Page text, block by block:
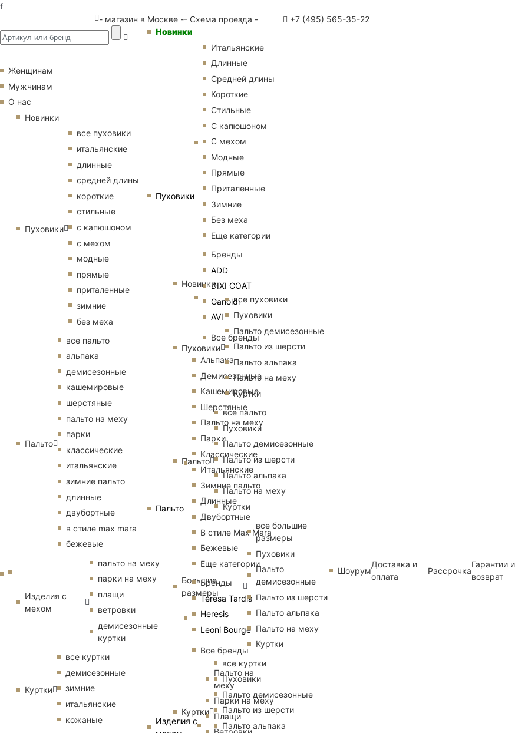
f
- магазин в Москве -- Схема проезда - +7 (495) 565-35-22
Новинки
Пуховики
Итальянские
Длинные
Средней длины
Короткие
Стильные
С капюшоном
С мехом
Модные
Прямые
Приталенные
Зимние
Без меха
Еще категории
Бренды
ADD
DIXI COAT
Garioldi
AVI
Все бренды
Пальто
Альпака
Демисезонные
Кашемировые
Шерстяные
Пальто на меху
Парки
Классические
Итальянские
Зимние пальто
Длинные
Двубортные
В стиле Max Mara
Бежевые
Еще категории
Бренды
Teresa Tardia
Heresis
Leoni Bourge
Все бренды
Изделия с
Пальто на
меху
Парки на меху
Плащи
Женщинам
Мужчинам
О нас
Новинки
Пуховики
все пуховики
итальянские
длинные
средней длины
короткие
стильные
с капюшоном
с мехом
модные
прямые
приталенные
зимние
без меха
Пальто
все пальто
альпака
демисезонные
кашемировые
шерстяные
пальто на меху
парки
классические
итальянские
зимние пальто
длинные
двубортные
в стиле max mara
бежевые
Изделия с
мехом
пальто на меху
парки на меху
плащи
ветровки
демисезонные
куртки
Куртки
все куртки
демисезонные
зимние
итальянские
кожаные
Новинки
Пуховики
все пуховики
Пуховики
Пальто демисезонные
Пальто из шерсти
Пальто альпака
Пальто на меху
Куртки
Пальто
все пальто
Пуховики
Пальто демисезонные
Пальто из шерсти
Пальто альпака
Пальто на меху
Куртки
Большие
размеры
все большие
размеры
Пуховики
Пальто
демисезонные
Пальто из шерсти
Пальто альпака
Пальто на меху
Куртки
Куртки
все куртки
Пуховики
Пальто демисезонные
Пальто из шерсти
Пальто альпака
Шоурум
Доставка и
оплата
Рассрочка
Гарантии и
возврат